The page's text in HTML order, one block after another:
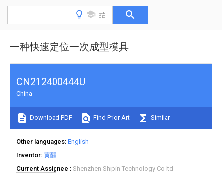
一种快速定位一次成型模具
CN212400444U
China
Download PDF Find Prior Art Similar
Other languages English
Inventor 黄醒
Current Assignee
Shenzhen Shipin Technology Co ltd